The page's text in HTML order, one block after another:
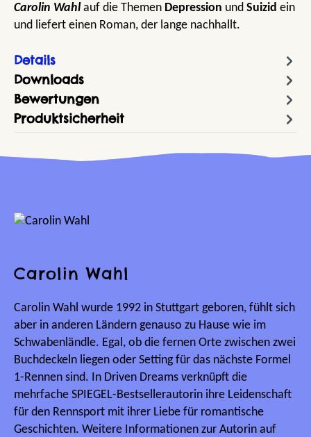
Carolin Wahlauf die Themen Depression und Suizid ein
und liefert einen Roman, der lange nachhallt.
Details
Downloads
Bewertungen
Produktsicherheit
Carolin Wahl
Carolin Wahl wurde 1992 in Stuttgart geboren, fühlt sich
aber in anderen Ländern genauso zu Hause wie im
Schwabenländle. Egal, ob die fernen Orte zwischen zwei
Buchdeckeln liegen oder Setting für das nächste Formel
1-Rennen sind. In Driven Dreams verknüpft die
mehrfache SPIEGEL-Bestsellerautorin ihre Leidenschaft
für den Rennsport mit ihrer Liebe für romantische
Geschichten. Weitere Informationen zur Autorin auf